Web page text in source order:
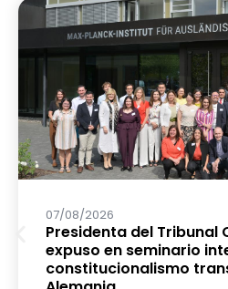
07/08/2026
Presidenta del Tribunal
expuso en seminario
constitucionalismo